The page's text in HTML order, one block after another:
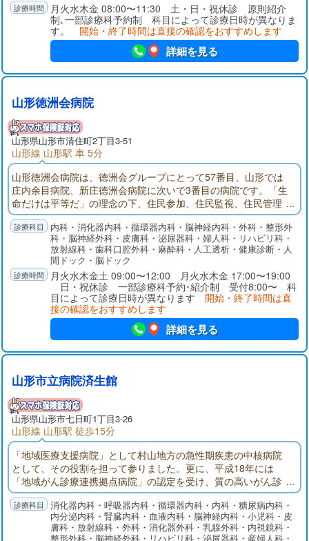
月火水木金 08:00〜11:30 土・日・祝休診 原則紹介
制､一部診療科予約制 科目によって診療日時が異なりま
す。 開始・終了時間は直接の確認をおすすめします
詳細を見る
山形徳洲会病院
山形県山形市清住町2丁目3-51
山形線 山形駅 車 5分
山形徳洲会病院は、徳洲会グループにとって57番目、山形では
庄内余目病院、新庄徳洲会病院に次いで3番目の病院です。「生
命だけは平等だ」の理念の下、住民参加、住民監視、住民管理
の病院を目指しております。地域社会のニーズをしっかり見極
め、医療と福祉の向上のため、皆様と共に一歩一歩進んでまい
りたいと思います。
内科・消化器内科・循環器内科・脳神経内科・外科・整形外
科・脳神経外科・皮膚科・泌尿器科・婦人科・リハビリ科・
放射線科・歯科口腔外科・麻酔科・人工透析・健康診断・人
間ドック・脳ドック
月火水木金土 09:00〜12:00 月火水木金 17:00〜19:00
日・祝休診 一部診療科予約･紹介制 受付8:00〜 科
目によって診療日時が異なります 開始・終了時間は直
接の確認をおすすめします
詳細を見る
山形市立病院済生館
山形県山形市七日町1丁目3-26
山形線 山形駅 徒歩15分
「地域医療支援病院」として村山地方の急性期疾患の中核病院
として、その役割を担って参りました。更に、平成18年には
「地域がん診療連携拠点病院」の認定を受け、質の高いがん診
療の実施を目指とともに、平成23年には「脳卒中センター」と
「地域糖尿病センター」を開設しており、脳卒中の患者数と手
術数は県内一となっております。断らない救急を目指したこと
により、市民の皆様からのご理解を賜り、山形市内の救急搬送
消化器内科・呼吸器内科・循環器内科・内科・糖尿病内科・
内分泌内科・腎臓内科・血液内科・脳神経内科・小児科・皮
膚科・放射線科・外科・消化器外科・乳腺外科・内視鏡科・
整形外科・脳神経外科・リハビリ科・泌尿器科・産婦人科・